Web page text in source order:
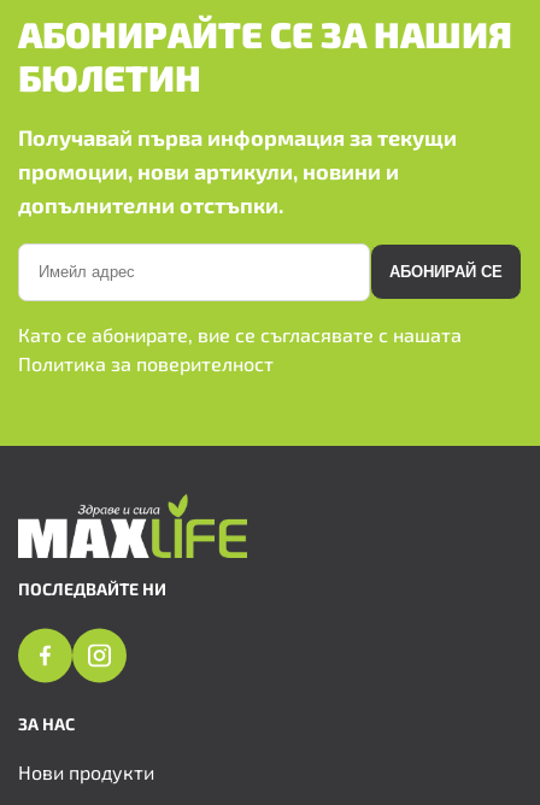
АБОНИРАЙТЕ СЕ ЗА НАШИЯ
БЮЛЕТИН
Получавай първа информация за текущи
промоции, нови артикули, новини и
допълнителни отстъпки.
АБОНИРАЙ СЕ
Като се абонирате, вие се съгласявате с нашата
Политика за поверителност
ПОСЛЕДВАЙТЕ НИ
ЗА НАС
Нови продукти